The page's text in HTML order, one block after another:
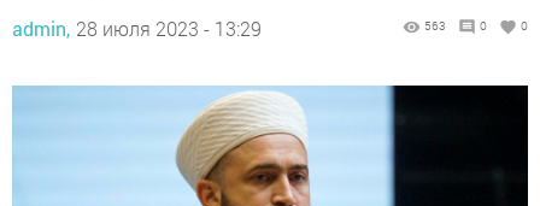
admin, 28 июля 2023 - 13:29 563 0 0